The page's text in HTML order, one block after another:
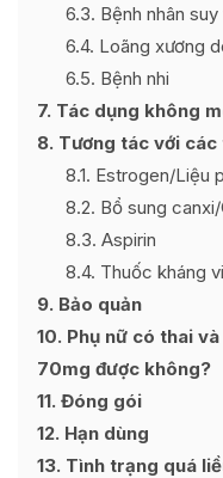
6.3 Bệnh nhân suy
6.4 Loãng xương
6.5 Bệnh nhi
7 Tác dụng không
8 Tương tác với các
8.1 Estrogen/Liệu
8.2 Bổ sung
8.3 Aspirin
8.4 Thuốc kháng
9 Bảo quản
10 Phụ nữ có thai
70mg được không?
11 Đóng gói
12 Hạn dùng
13 Tình trạng quá